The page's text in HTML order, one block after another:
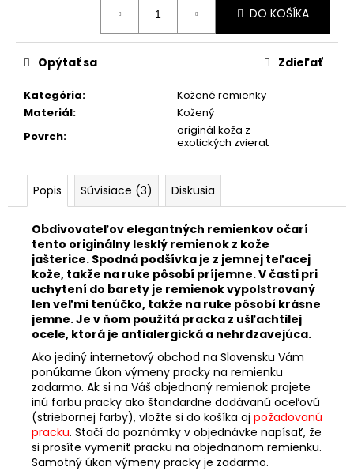
DO KOŠÍKA
Kategória:
Kožené remienky
Materiál:
Kožený
Povrch:
originál koža z
exotických zvierat
Opýtať sa Zdieľať
Popis Súvisiace (3) Diskusia
Obdivovateľov elegantných remienkov očarí
tento originálny lesklý remienok z kože
jašterice. Spodná podšívka je z jemnej teľacej
kože, takže na ruke pôsobí príjemne. V časti pri
uchytení do barety je remienok vypolstrovaný
len veľmi tenúčko, takže na ruke pôsobí krásne
jemne. Je v ňom použitá pracka z ušľachtilej
ocele, ktorá je antialergická a nehrdzavejúca.
Ako jediný internetový obchod na Slovensku Vám
ponúkame úkon výmeny pracky na remienku
zadarmo. Ak si na Váš objednaný remienok prajete
inú farbu pracky ako štandardne dodávanú oceľovú
(striebornej farby), vložte si do košíka aj požadovanú
pracku. Stačí do poznámky v objednávke napísať, že
si prosíte vymeniť pracku na objednanom remienku.
Samotný úkon výmeny pracky je zadarmo.
m
e
KOŽENÝ
SVETLOHNEDÝ
BRAZÍLSKEHO
KROKODÍLA
E602/05
€89,90